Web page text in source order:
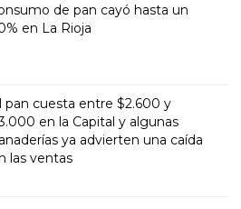
de pan cayó hasta un
en La Rioja
pan cuesta entre $2.600 y
en la Capital y algunas
ya advierten una caída
las ventas